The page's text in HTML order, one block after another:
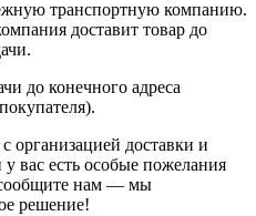
транспортную компанию.
доставит товар до
до конечного адреса
организацией доставки и
вас есть особые пожелания
сообщите нам — мы
решение!